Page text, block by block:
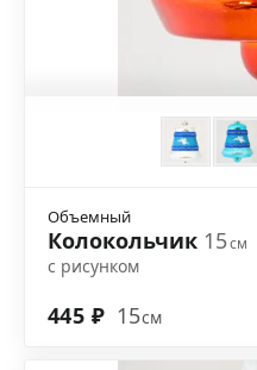
Объемный
Колокольчик 15см
с рисунком
445 ₽ 15см